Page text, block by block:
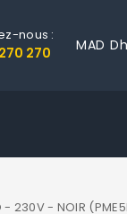
MAD
nous :
270
- 230V - NOIR